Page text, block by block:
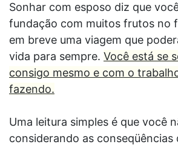
Sonhar com esposo diz que
fundação com muitos frutos no
em breve uma viagem que
vida para sempre. Você está se
consigo mesmo e com o
fazendo.
Uma leitura simples é que você
considerando as conseqüências